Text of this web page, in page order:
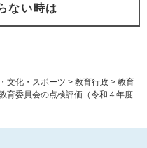
文化・スポーツ > 教育行政 > 教育
育委員会の点検評価（令和４年度
ない時は